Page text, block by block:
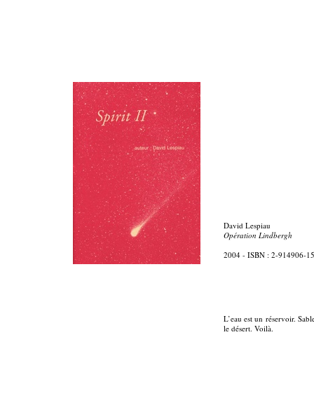
David Lespiau
Opération Lindbergh
2004 - ISBN : 2-914906-
L’eau est un réservoir.
le désert. Voilà.